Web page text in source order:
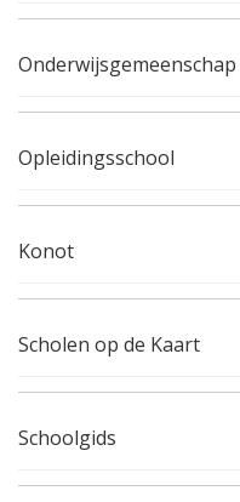
Onderwijsgemeenschap
Opleidingsschool
Konot
Scholen op de Kaart
Schoolgids